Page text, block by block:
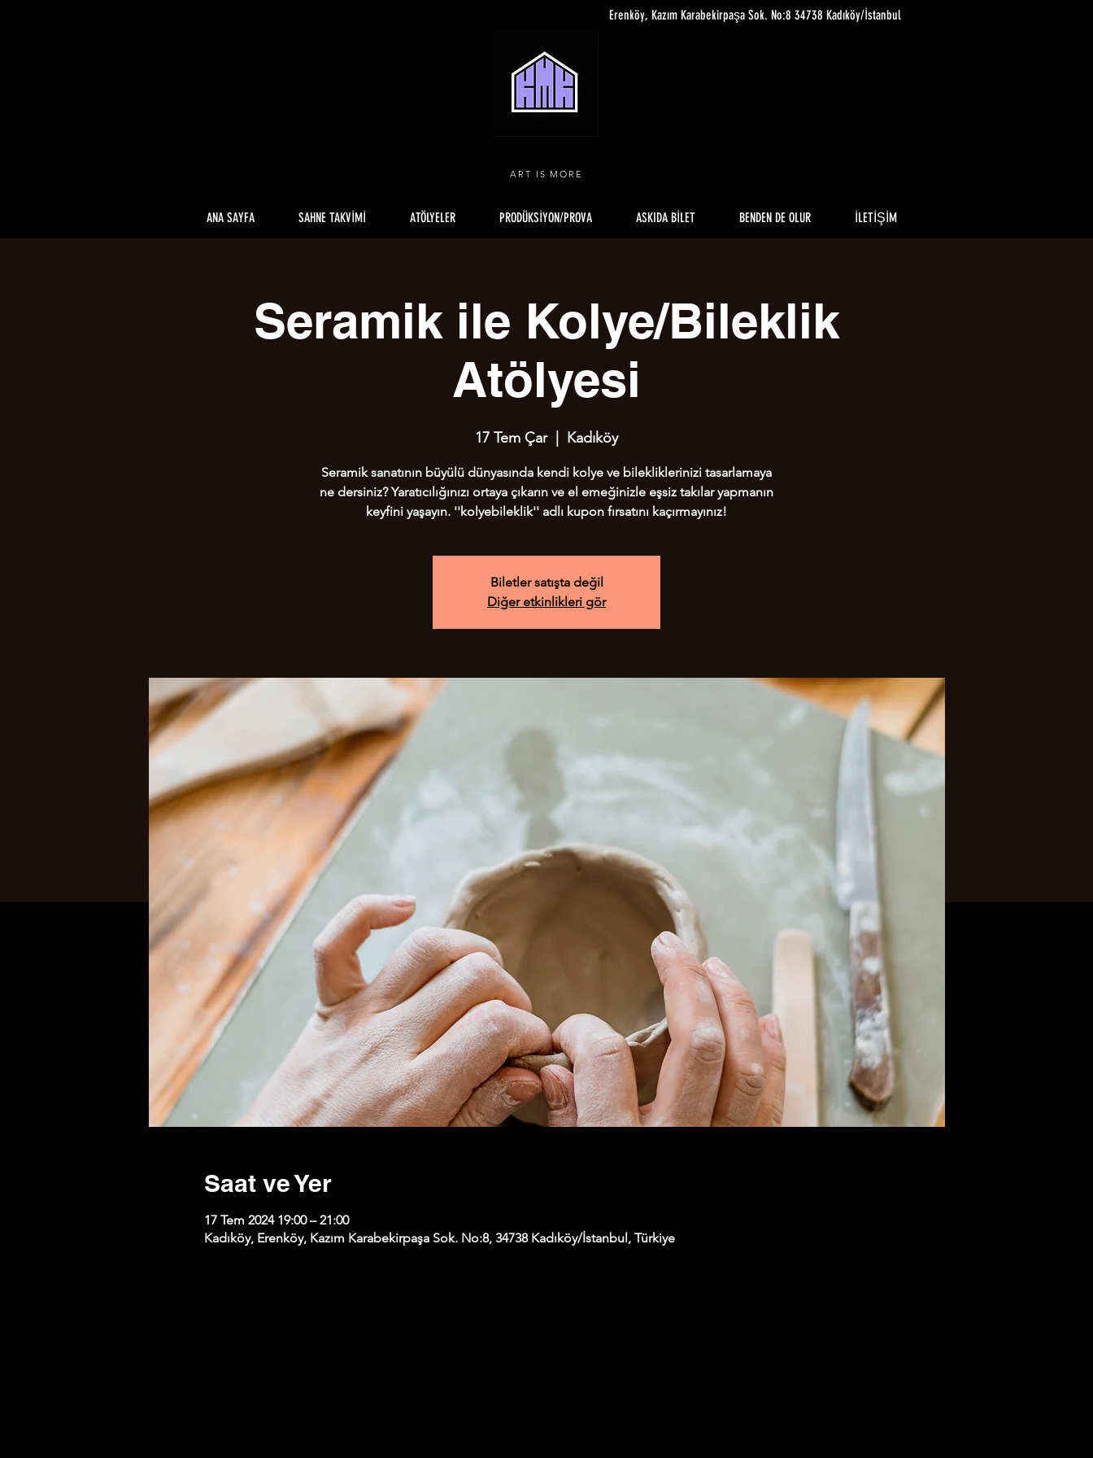
Erenköy, Kazım Karabekirpaşa Sok. No:8 34738 Kadıköy/İstanbul
ART IS MORE
ANA SAYFA SAHNE TAKVİMİ ATÖLYELER PRODÜKSİYON/PROVA ASKIDA BİLET BENDEN DE OLUR İLETİŞİM
Seramik ile Kolye/Bileklik
Atölyesi
17 Tem Çar
  |
Kadıköy
Seramik sanatının büyülü dünyasında kendi kolye ve bilekliklerinizi tasarlamaya
ne dersiniz? Yaratıcılığınızı ortaya çıkarın ve el emeğinizle eşsiz takılar yapmanın
keyfini yaşayın. ''kolyebileklik'' adlı kupon fırsatını kaçırmayınız!
Biletler satışta değil
Diğer etkinlikleri gör
Saat ve Yer
17 Tem 2024 19:00 – 21:00
Kadıköy, Erenköy, Kazım Karabekirpaşa Sok. No:8, 34738 Kadıköy/İstanbul, Türkiye